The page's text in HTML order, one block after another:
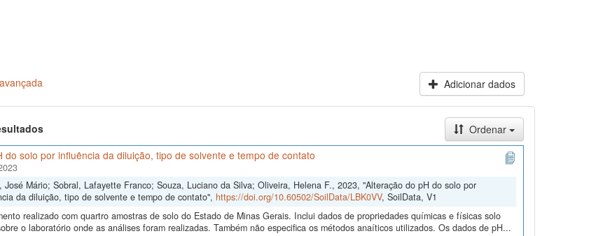
Adicionar dados
Ordenar
do solo por influência da diluição, tipo de solvente e tempo de contato
José Mário; Sobral, Lafayette Franco; Souza, Luciano da Silva; Oliveira, Helena F., 2023, "Alteração do pH do solo por
da diluição, tipo de solvente e tempo de contato", https://doi.org/10.60502/SoilData/LBK0VV, SoilData, V1
realizado com quartro amostras de solo do Estado de Minas Gerais. Inclui dados de propriedades químicas e físicas solo
o laboratório onde as análises foram realizadas. Também não especifica os métodos anaíticos utilizados. Os dados de pH...